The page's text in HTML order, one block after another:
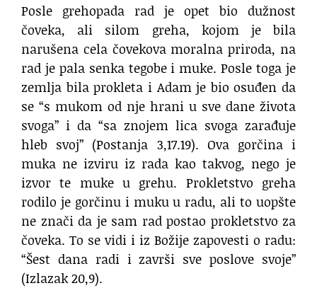
Posle grehopada rad je opet bio dužnost
čoveka, ali silom greha, kojom je bila
narušena cela čovekova moralna priroda, na
rad je pala senka tegobe i muke. Posle toga je
zemlja bila prokleta i Adam je bio osuđen da
se “s mukom od nje hrani u sve dane života
svoga” i da “sa znojem lica svoga zarađuje
hleb svoj” (Postanja 3,17.19). Ova gorčina i
muka ne izviru iz rada kao takvog, nego je
izvor te muke u grehu. Prokletstvo greha
rodilo je gorčinu i muku u radu, ali to uopšte
ne znači da je sam rad postao prokletstvo za
čoveka. To se vidi i iz Božije zapovesti o radu:
“Šest dana radi i završi sve poslove svoje”
(Izlazak 20,9).